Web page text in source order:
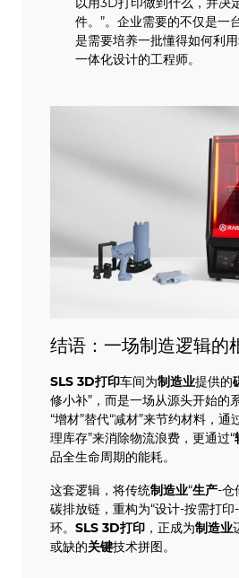
件。”。企业需要的不仅是一
是需要培养一批懂得如何利用
一体化设计的工程师。
结语：一场制造逻辑的
SLS 3D打印车间为制造业提供的
修小补”，而是一场从源头开始的
“增材”替代“减材”来节约材料，通
理库存”来消除物流浪费，更通过“
品全生命周期的能耗。
这套逻辑，将传统制造业“生产-仓
碳排放链，重构为“设计-按需打印
环。 SLS 3D打印 ，正成为制造业
或缺的关键技术拼图。